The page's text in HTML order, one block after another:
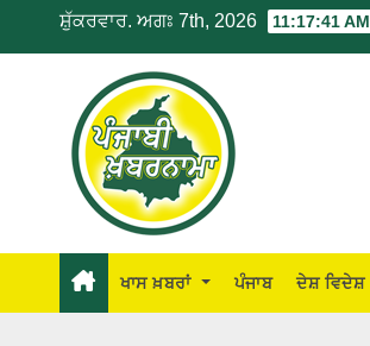
ਸ਼ੁੱਕਰਵਾਰ. ਅਗਃ 7th, 2026 11:17:42 AM
ਖਾਸ ਖ਼ਬਰਾਂ ਪੰਜਾਬ ਦੇਸ਼ ਵਿਦੇਸ਼